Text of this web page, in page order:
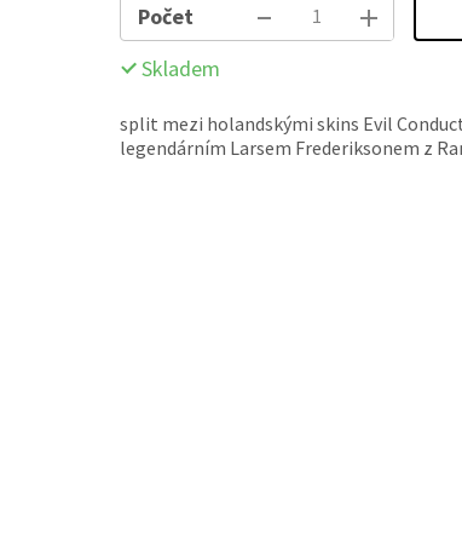
Počet
Skladem
split mezi holandskými skins Evil
legendárním Larsem Frederiksonem z